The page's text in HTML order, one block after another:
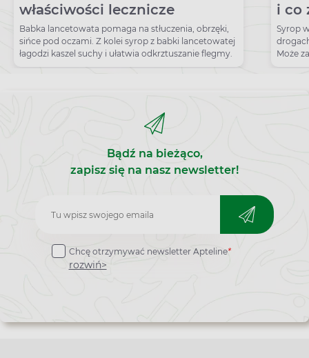
właściwości lecznicze
Babka lancetowata pomaga na stłuczenia, obrzęki,
sińce pod oczami. Z kolei syrop z babki lancetowatej
łagodzi kaszel suchy i ułatwia odkrztuszanie flegmy.
i co
pić
Syrop
Może
Bądź na bieżąco,
zapisz się na nasz newsletter!
Zapisz
do
newslettera
Chcę otrzymywać newsletter Apteline*
rozwiń>